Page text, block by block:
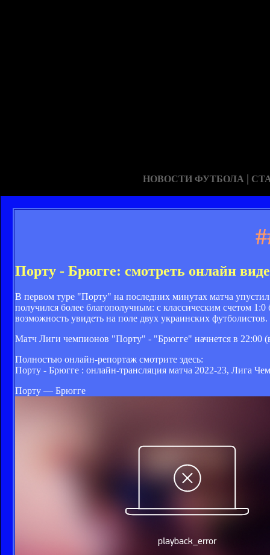
НОВОСТИ ФУТБОЛА |
Порту - Брюгге: смотреть онлайн
В первом туре "Порту" на последних минутах матча
получился более благополучным: с классическим счетом
возможность увидеть на поле двух украинских
Матч Лиги чемпионов "Порту" - "Брюгге" начнется в 22:00
Полностью онлайн-репортаж смотрите здесь:
Порту - Брюгге : онлайн-трансляция матча 2022-23, Лига
Порту — Брюгге